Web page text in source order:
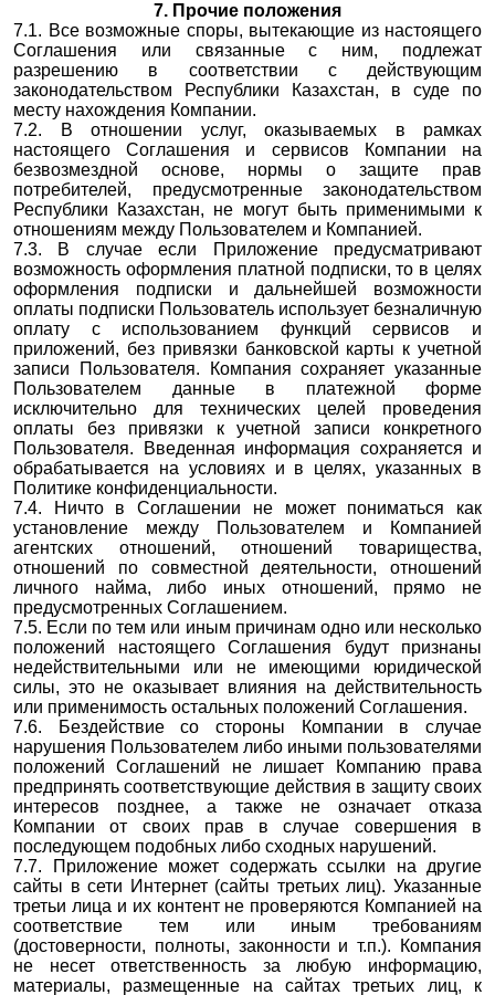
7. Прочие положения
7.1. Все возможные споры, вытекающие из настоящего
Соглашения или связанные с ним, подлежат
разрешению в соответствии с действующим
законодательством Республики Казахстан, в суде по
месту нахождения Компании.
7.2. В отношении услуг, оказываемых в рамках
настоящего Соглашения и сервисов Компании на
безвозмездной основе, нормы о защите прав
потребителей, предусмотренные законодательством
Республики Казахстан, не могут быть применимыми к
отношениям между Пользователем и Компанией.
7.3. В случае если Приложение предусматривают
возможность оформления платной подписки, то в целях
оформления подписки и дальнейшей возможности
оплаты подписки Пользователь использует безналичную
оплату с использованием функций сервисов и
приложений, без привязки банковской карты к учетной
записи Пользователя. Компания сохраняет указанные
Пользователем данные в платежной форме
исключительно для технических целей проведения
оплаты без привязки к учетной записи конкретного
Пользователя. Введенная информация сохраняется и
обрабатывается на условиях и в целях, указанных в
Политике конфиденциальности.
7.4. Ничто в Соглашении не может пониматься как
установление между Пользователем и Компанией
агентских отношений, отношений товарищества,
отношений по совместной деятельности, отношений
личного найма, либо иных отношений, прямо не
предусмотренных Соглашением.
7.5. Если по тем или иным причинам одно или несколько
положений настоящего Соглашения будут признаны
недействительными или не имеющими юридической
силы, это не оказывает влияния на действительность
или применимость остальных положений Соглашения.
7.6. Бездействие со стороны Компании в случае
нарушения Пользователем либо иными пользователями
положений Соглашений не лишает Компанию права
предпринять соответствующие действия в защиту своих
интересов позднее, а также не означает отказа
Компании от своих прав в случае совершения в
последующем подобных либо сходных нарушений.
7.7. Приложение может содержать ссылки на другие
сайты в сети Интернет (сайты третьих лиц). Указанные
третьи лица и их контент не проверяются Компанией на
соответствие тем или иным требованиям
(достоверности, полноты, законности и т.п.). Компания
не несет ответственность за любую информацию,
материалы, размещенные на сайтах третьих лиц, к